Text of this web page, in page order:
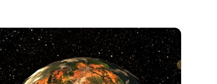
図と時差の仕組みまで一気に整理！